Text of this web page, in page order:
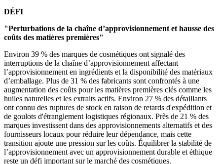
DÉFI
"Perturbations de la chaîne d’approvisionnement et hausse des
coûts des matières premières"
Environ 39 % des marques de cosmétiques ont signalé des
interruptions de la chaîne d’approvisionnement affectant
l’approvisionnement en ingrédients et la disponibilité des matériaux
d’emballage. Plus de 31 % des fabricants sont confrontés à une
augmentation des coûts pour les matières premières clés comme les
huiles naturelles et les extraits actifs. Environ 27 % des détaillants
ont connu des ruptures de stock en raison de retards d'expédition et
de goulots d'étranglement logistiques régionaux. Près de 21 % des
marques investissent dans des approvisionnements alternatifs et des
fournisseurs locaux pour réduire leur dépendance, mais cette
transition ajoute une pression sur les coûts. Équilibrer la stabilité de
l’approvisionnement avec un approvisionnement durable et éthique
reste un défi important sur le marché des cosmétiques.